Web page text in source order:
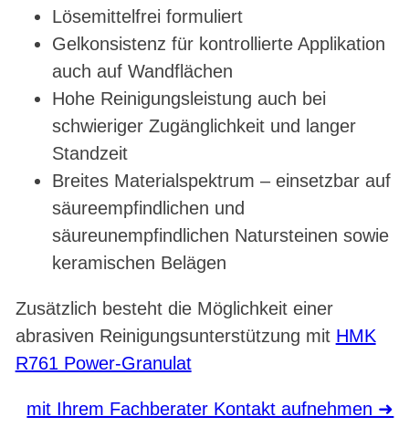
Lösemittelfrei formuliert
Gelkonsistenz für kontrollierte Applikation
auch auf Wandflächen
Hohe Reinigungsleistung auch bei
schwieriger Zugänglichkeit und langer
Standzeit
Breites Materialspektrum – einsetzbar auf
säureempfindlichen und
säureunempfindlichen Natursteinen sowie
keramischen Belägen
Zusätzlich besteht die Möglichkeit einer
abrasiven Reinigungsunterstützung mit HMK
R761 Power-Granulat
mit Ihrem Fachberater Kontakt aufnehmen ➜